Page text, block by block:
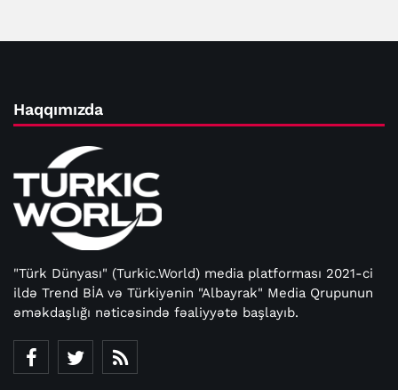
Haqqımızda
"Türk Dünyası" (Turkic.World) media platforması 2021-ci
ildə Trend BİA və Türkiyənin "Albayrak" Media Qrupunun
əməkdaşlığı nəticəsində fəaliyyətə başlayıb.